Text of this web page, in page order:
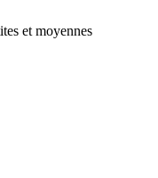
et moyennes